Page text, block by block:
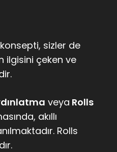
sizler de
ilgisini çeken ve
veya Rolls
akıllı
Rolls